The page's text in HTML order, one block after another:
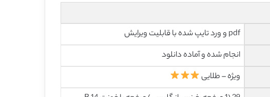
pdf و ورد تایپ شده با قابلیت ویرایش
انجام شده و آماده دانلود
ویژه – طلایی